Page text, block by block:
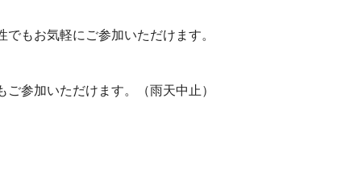
もお気軽にご参加いただけます。
参加いただけます。（雨天中止）